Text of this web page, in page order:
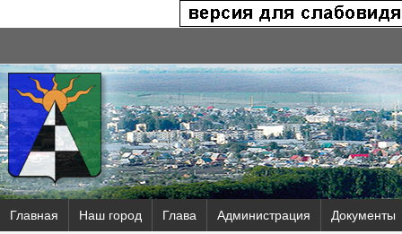
Главная Наш город Глава Администрация Документы